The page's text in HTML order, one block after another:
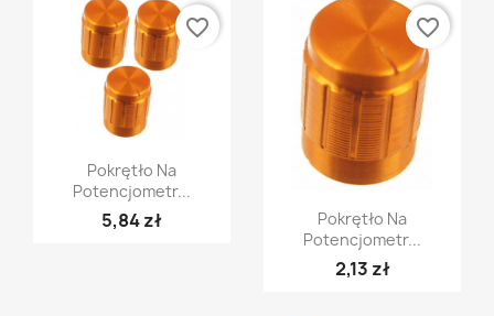
Szybki podgląd
Pokrętło Na
Potencjometr...
5,84 zł
favorite_border
Szybki podgląd
Pokrętło Na
Potencjometr...
2,13 zł
favorite_border